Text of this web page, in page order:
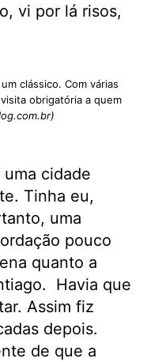
vi por lá risos,
clássico. Com várias
obrigatória a quem
uma cidade
Tinha eu,
uma
pouco
quanto a
Havia que
Assim fiz
depois.
de que a